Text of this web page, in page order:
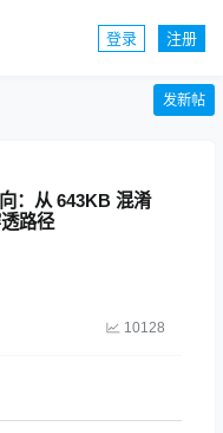
登录 注册
发新帖
：从 643KB 混淆
路径
10128